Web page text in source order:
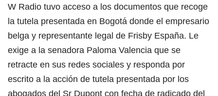
W Radio tuvo acceso a los documentos que recoge
la tutela presentada en Bogotá donde el empresario
belga y representante legal de Frisby España. Le
exige a la senadora Paloma Valencia que se
retracte en sus redes sociales y responda por
escrito a la acción de tutela presentada por los
abogados del Sr Dupont con fecha de radicado del